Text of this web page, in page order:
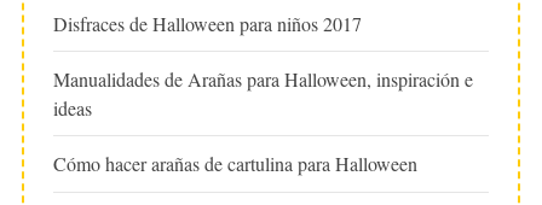
Disfraces de Halloween para niños 2017
Manualidades de Arañas para Halloween, inspiración e
ideas
Cómo hacer arañas de cartulina para Halloween